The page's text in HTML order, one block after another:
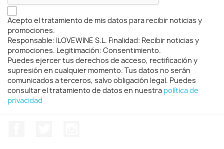
Acepto el tratamiento de mis datos para recibir noticias y
promociones.
Responsable: ILOVEWINE S.L. Finalidad: Recibir noticias y
promociones. Legitimación: Consentimiento.
Puedes ejercer tus derechos de acceso, rectificación y
supresión en cualquier momento. Tus datos no serán
comunicados a terceros, salvo obligación legal. Puedes
consultar el tratamiento de datos en nuestra política de
privacidad